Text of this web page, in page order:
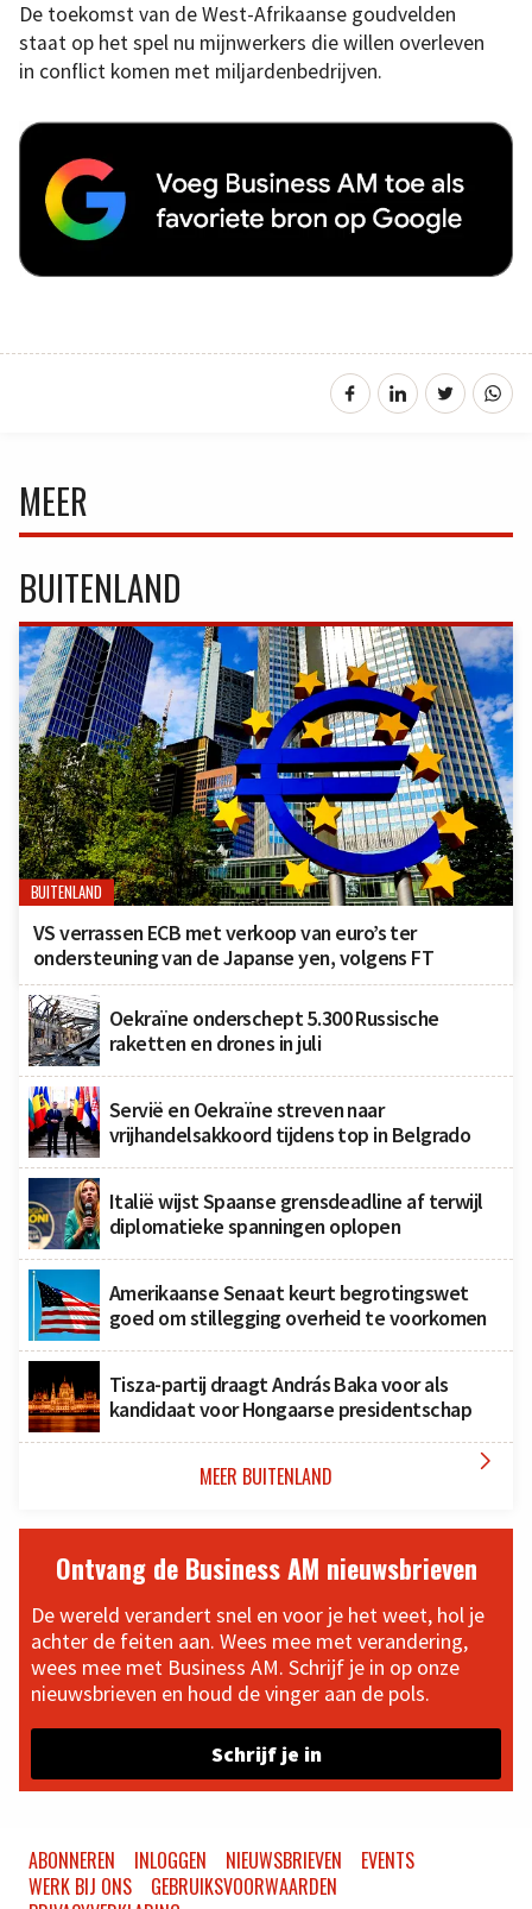
De toekomst van de West-Afrikaanse goudvelden
staat op het spel nu mijnwerkers die willen overleven
in conflict komen met miljardenbedrijven.
MEER
BUITENLAND
BUITENLAND
VS verrassen ECB met verkoop van euro’s ter
ondersteuning van de Japanse yen, volgens FT
Oekraïne onderschept 5.300 Russische
raketten en drones in juli
Servië en Oekraïne streven naar
vrijhandelsakkoord tijdens top in Belgrado
Italië wijst Spaanse grensdeadline af terwijl
diplomatieke spanningen oplopen
Amerikaanse Senaat keurt begrotingswet
goed om stillegging overheid te voorkomen
Tisza-partij draagt András Baka voor als
kandidaat voor Hongaarse presidentschap
MEER BUITENLAND 
Ontvang de Business AM nieuwsbrieven
De wereld verandert snel en voor je het weet, hol je
achter de feiten aan. Wees mee met verandering,
wees mee met Business AM. Schrijf je in op onze
nieuwsbrieven en houd de vinger aan de pols.
Schrijf je in
ABONNEREN INLOGGEN NIEUWSBRIEVEN
EVENTS
WERK BIJ ONS
GEBRUIKSVOORWAARDEN